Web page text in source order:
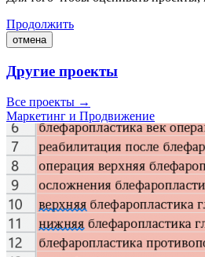
Продолжить
отмена
Другие проекты
Все проекты →
Маркетинг и Продвижение